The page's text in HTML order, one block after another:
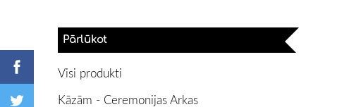
Pārlūkot
Visi produkti
Kāzām - Ceremonijas Arkas